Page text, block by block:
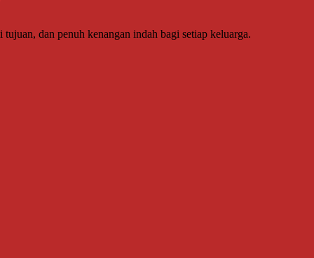
dan penuh kenangan indah bagi setiap keluarga.